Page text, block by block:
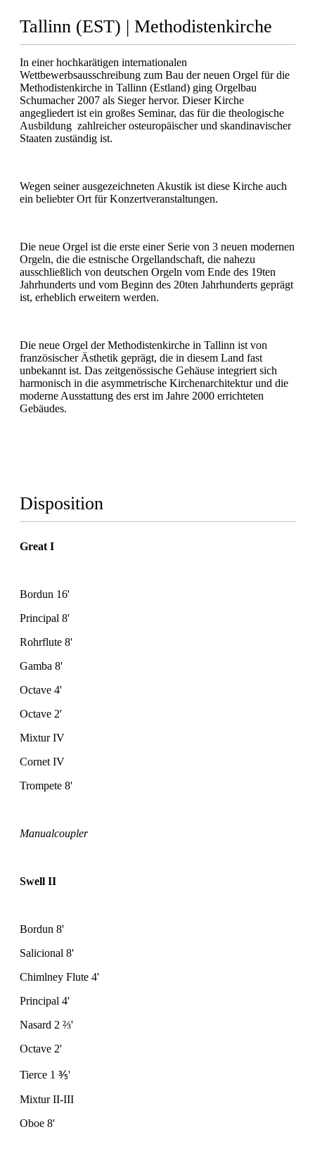
Tallinn (EST) | Methodistenkirche
In einer hochkarätigen internationalen
Wettbewerbsausschreibung zum Bau der neuen Orgel für die
Methodistenkirche in Tallinn (Estland) ging Orgelbau
Schumacher 2007 als Sieger hervor. Dieser Kirche
angegliedert ist ein großes Seminar, das für die theologische
Ausbildung zahlreicher osteuropäischer und skandinavischer
Staaten zuständig ist.
Wegen seiner ausgezeichneten Akustik ist diese Kirche auch
ein beliebter Ort für Konzertveranstaltungen.
Die neue Orgel ist die erste einer Serie von 3 neuen modernen
Orgeln, die die estnische Orgellandschaft, die nahezu
ausschließlich von deutschen Orgeln vom Ende des 19ten
Jahrhunderts und vom Beginn des 20ten Jahrhunderts geprägt
ist, erheblich erweitern werden.
Die neue Orgel der Methodistenkirche in Tallinn ist von
französischer Ästhetik geprägt, die in diesem Land fast
unbekannt ist. Das zeitgenössische Gehäuse integriert sich
harmonisch in die asymmetrische Kirchenarchitektur und die
moderne Ausstattung des erst im Jahre 2000 errichteten
Gebäudes.
Disposition
Great I
Bordun 16'
Principal 8'
Rohrflute 8'
Gamba 8'
Octave 4'
Octave 2'
Mixtur IV
Cornet IV
Trompete 8'
Manualcoupler
Swell II
Bordun 8'
Salicional 8'
Chimlney Flute 4'
Principal 4'
Nasard 2 ⅔'
Octave 2'
Tierce 1 ⅗'
Mixtur II-III
Oboe 8'